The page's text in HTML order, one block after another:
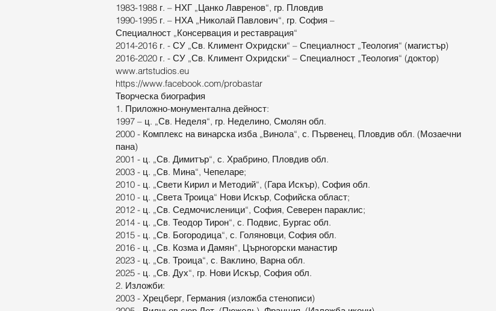
1983-1988 г. – НХГ „Цанко Лавренов“, гр. Пловдив
1990-1995 г. – НХА „Николай Павлович“, гр. София –
Специалност „Консервация и реставрация“
2014-2016 г. - СУ „Св. Климент Охридски“ – Специалност „Теология“ (магистър)
2016-2020 г. - СУ „Св. Климент Охридски“ – Специалност „Теология“ (доктор)
www.artstudios.eu
https://www.facebook.com/probastar
Творческа биография
1. Приложно-монументална дейност:
1997 – ц. „Св. Неделя“, гр. Неделино, Смолян обл.
2000 - Комплекс на винарска изба „Винола“, с. Първенец, Пловдив обл. (Мозаечни
пана)
2001 - ц. „Св. Димитър“, с. Храбрино, Пловдив обл.
2003 - ц. „Св. Мина“, Чепеларе;
2010 - ц. „Свети Кирил и Методий“, (Гара Искър), София обл.
2010 - ц. „Света Троица“ Нови Искър, Софийска област;
2012 - ц. „Св. Седмочисленици“, София, Северен параклис;
2014 - ц. „Св. Теодор Тирон“, с. Подвис, Бургас обл.
2015 - ц. „Св. Богородица“, с. Голяновци, София обл.
2016 - ц. „Св. Козма и Дамян“, Църногорски манастир
2023 - ц. „Св. Троица“, с. Ваклино, Варна обл.
2025 - ц. „Св. Дух“, гр. Нови Искър, София обл.
2. Изложби:
2003 - Хрецберг, Германия (изложба стенописи)